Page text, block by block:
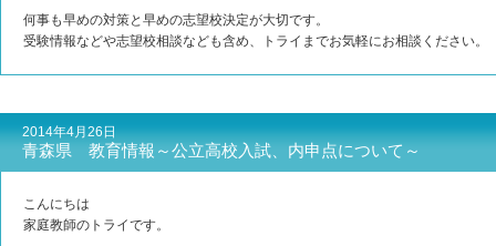
何事も早めの対策と早めの志望校決定が大切です。
受験情報などや志望校相談なども含め、トライまでお気軽にお相談ください。
2014年4月26日
青森県 教育情報～公立高校入試、内申点について～
こんにちは
家庭教師のトライです。